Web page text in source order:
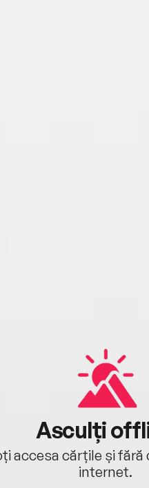
Asculți
accesa cărțile și fără
internet.